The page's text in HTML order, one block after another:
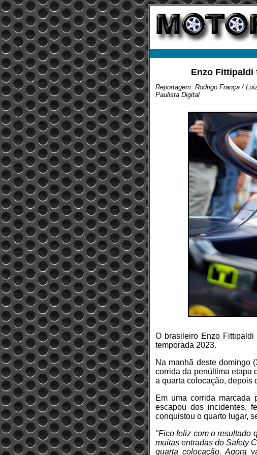
Enzo Fittipaldi
Reportagem: Rodrigo França /
Paulista Digital
O brasileiro Enzo
temporada 2023.
Na manhã deste domingo
corrida da penúltima etapa
a quarta colocação, depois
Em uma corrida marcada
escapou dos incidentes,
conquistou o quarto lugar,
"Fico feliz com o resultado
muitas entradas do Safety
quarta colocação. Agora